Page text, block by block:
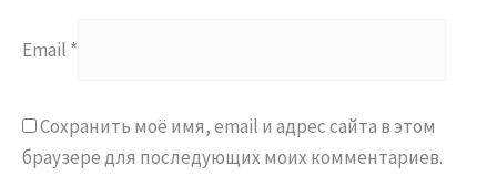
Email *
Сохранить моё имя, email и адрес сайта в этом
браузере для последующих моих комментариев.